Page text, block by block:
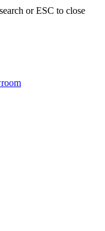
or ESC to close